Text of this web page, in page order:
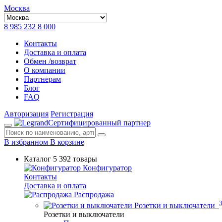
Москва
8 985 232 8 000
Контакты
Доставка и оплата
Обмен /возврат
О компании
Партнерам
Блог
FAQ
Авторизация Регистрация
Сертифицированный партнер
В избранном В корзине
Каталог 5 392 товары
Конфигуратор
Контакты
Доставка и оплата
Распродажа
Розетки и выключатели
Розетки и выключатели